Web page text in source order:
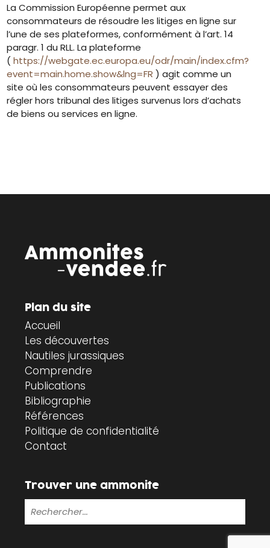
La Commission Européenne permet aux
consommateurs de résoudre les litiges en ligne sur
l’une de ses plateformes, conformément à l’art. 14
paragr. 1 du RLL. La plateforme
(https://webgate.ec.europa.eu/odr/main/index.cfm?
event=main.home.show&lng=FR) agit comme un
site où les consommateurs peuvent essayer des
régler hors tribunal des litiges survenus lors d’achats
de biens ou services en ligne.
Plan du site
Accueil
Les découvertes
Nautiles jurassiques
Comprendre
Publications
Bibliographie
Références
Politique de confidentialité
Contact
Trouver une ammonite